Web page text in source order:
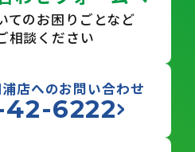
てのお困りごとなど
相談ください
店へのお問い合わせ
6222